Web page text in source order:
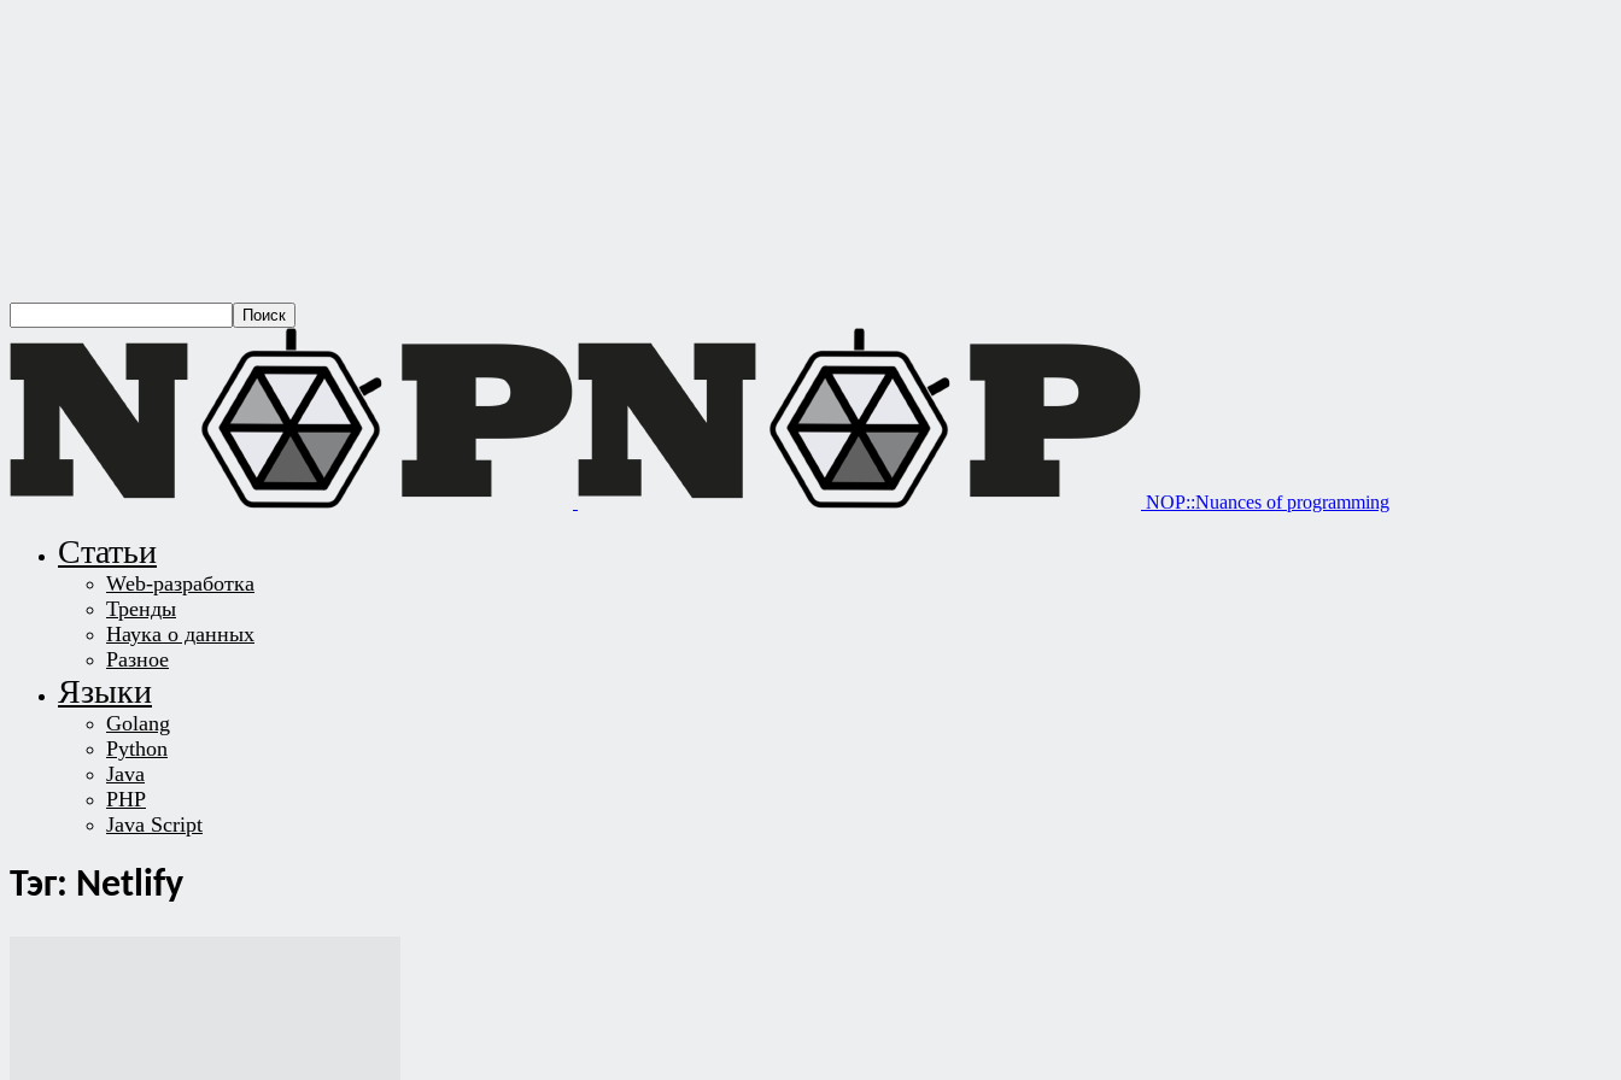
NOP::Nuances of programming
Статьи
Web-разработка
Тренды
Наука о данных
Разное
Языки
Golang
Python
Java
PHP
Java Script
Тэг: Netlify